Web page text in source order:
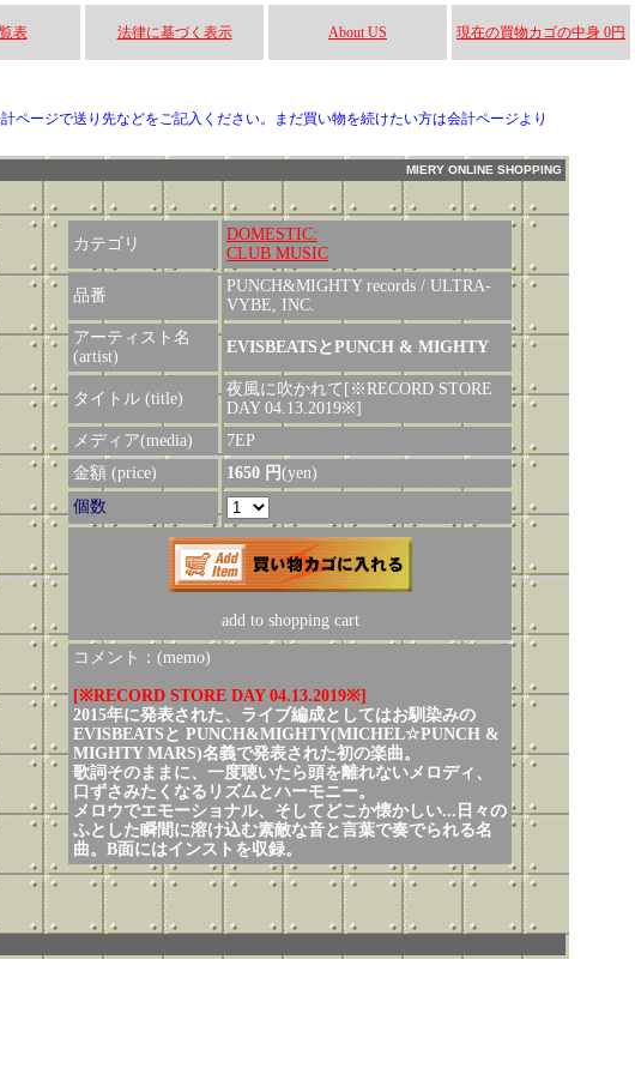
表 法律に基づく表示 About US 現在の買物カゴの中身 0円
ージで送り先などをご記入ください。まだ買い物を続けたい方は会計ページより
MIERY ONLINE SHOPPING
カテゴリ
DOMESTIC:
CLUB MUSIC
品番
PUNCH&MIGHTY records / ULTRA-
VYBE, INC.
アーティスト名
(artist)
EVISBEATSとPUNCH & MIGHTY
タイトル (title)
夜風に吹かれて[※RECORD STORE
DAY 04.13.2019※]
メディア(media)
7EP
金額 (price)
1650 円(yen)
個数
add to shopping cart
コメント：(memo)
[※RECORD STORE DAY 04.13.2019※]
2015年に発表された、ライブ編成としてはお馴染みの
EVISBEATSと PUNCH&MIGHTY(MICHEL☆PUNCH &
MIGHTY MARS)名義で発表された初の楽曲。
歌詞そのままに、一度聴いたら頭を離れないメロディ、
口ずさみたくなるリズムとハーモニー。
メロウでエモーショナル、そしてどこか懐かしい...日々の
ふとした瞬間に溶け込む素敵な音と言葉で奏でられる名
曲。B面にはインストを収録。